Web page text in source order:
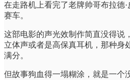
在走路机上看完了老牌帅哥布拉德
赛车。
这部电影的声光效制作简直没得说
立体声或者是高保真耳机，那种身
满分。
但故事狗血得一塌糊涂，就是一个